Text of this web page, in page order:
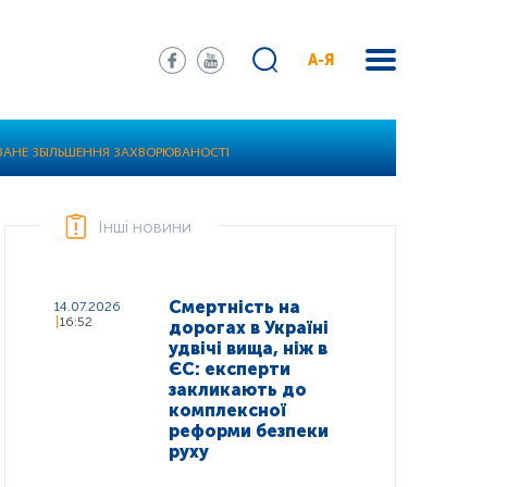
А-Я
ЗБІЛЬШЕННЯ ЗАХВОРЮВАНОСТІ
Інші новини
14.07.2026
16:52
Смертність на
дорогах в Україні
удвічі вища, ніж в
ЄС: експерти
закликають до
комплексної
реформи безпеки
руху